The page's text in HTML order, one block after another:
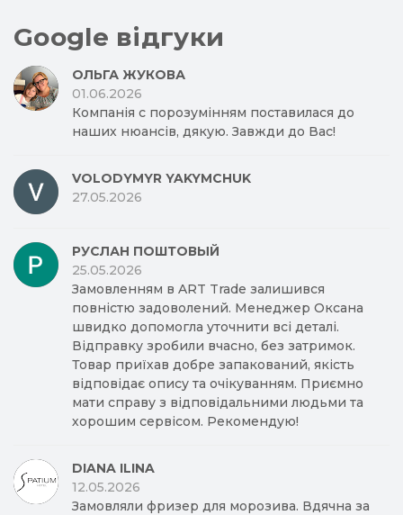
Google відгуки
ОЛЬГА ЖУКОВА
01.06.2026
Компанія с порозумінням поставилася до
наших нюансів, дякую. Завжди до Вас!
VOLODYMYR YAKYMCHUK
27.05.2026
РУСЛАН ПОШТОВЫЙ
25.05.2026
Замовленням в ART Trade залишився
повністю задоволений. Менеджер Оксана
швидко допомогла уточнити всі деталі.
Відправку зробили вчасно, без затримок.
Товар приїхав добре запакований, якість
відповідає опису та очікуванням. Приємно
мати справу з відповідальними людьми та
хорошим сервісом. Рекомендую!
DIANA ILINA
12.05.2026
Замовляли фризер для морозива. Вдячна за